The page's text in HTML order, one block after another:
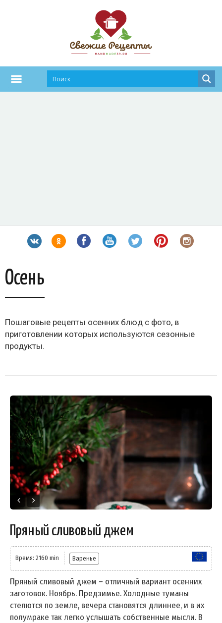
Осень
Пошаговые рецепты осенних блюд с фото, в
приготовлении которых используются сезонные
продукты.
Пряный сливовый джем
Время: 2160 min Варенье
Пряный сливовый джем – отличный вариант осенних
заготовок. Ноябрь. Предзимье. Холодные туманы
стелются по земле, вечера становятся длиннее, и в их
полумраке так легко услышать собственные мысли. В